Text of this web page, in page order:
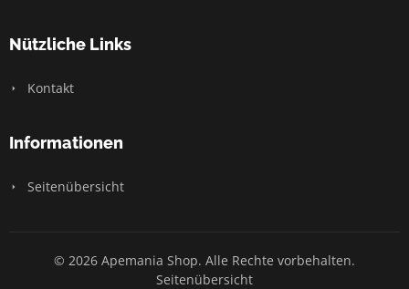
Nützliche Links
Kontakt
Informationen
Seitenübersicht
© 2026 Apemania Shop. Alle Rechte vorbehalten.
Seitenübersicht